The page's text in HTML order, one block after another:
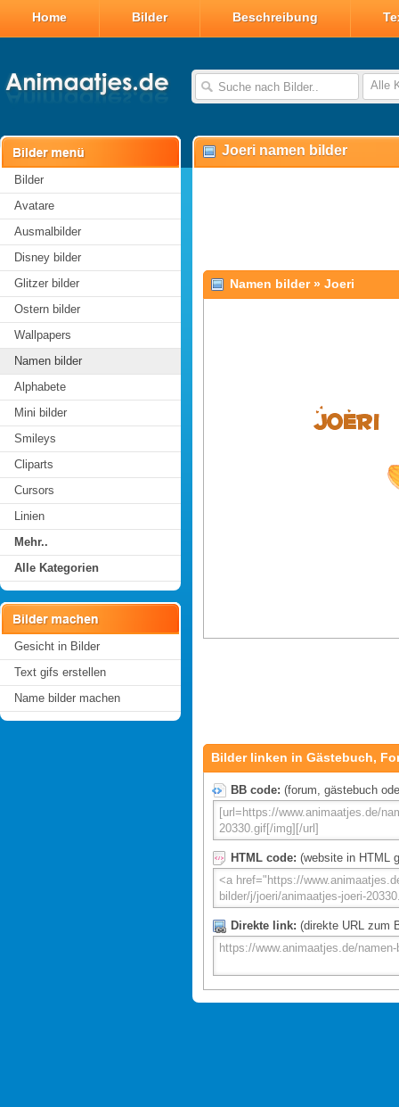
Home Bilder Beschreibung
Alle
Bilder
Avatare
Ausmalbilder
Disney bilder
Glitzer bilder
Ostern bilder
Wallpapers
Namen bilder
Alphabete
Mini bilder
Smileys
Cliparts
Cursors
Linien
Mehr..
Alle Kategorien
Gesicht in Bilder
Text gifs erstellen
Name bilder machen
Joeri namen bilder
Namen bilder» Joeri
Bilder linken in Gästebuch,
BB code: (forum, gästebuch
HTML code: (website in HTML
Direkte link: (direkte URL zum